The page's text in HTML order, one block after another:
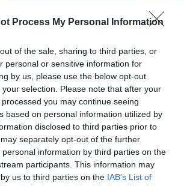
Process My Personal Information
of the sale, sharing to third parties, or
personal or sensitive information for
by us, please use the below opt-out
selection. Please note that after your
you may continue seeing
based on personal information utilized by
disclosed to third parties prior to
separately opt-out of the further
information by third parties on the
participants. This information may
us to third parties on the IAB’s List of
16.45 kmdal centro
0 Recensioni
TARIFFE
Le Sodole Country Resort & Golf
17.13 km
dal centro
Eccezionale 10/10
TARIFFE